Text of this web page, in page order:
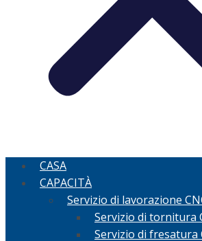
CASA
CAPACITÀ
Servizio di lavorazione
Servizio di tornitura
Servizio di fresatura